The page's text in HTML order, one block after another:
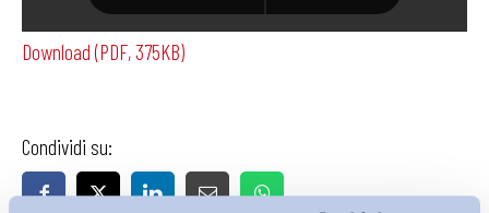
Download (PDF, 375KB)
Condividi su: